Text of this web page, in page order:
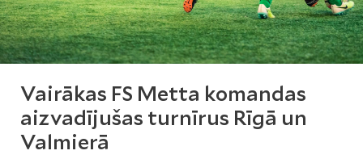
Vairākas FS Metta komandas
aizvadījušas turnīrus Rīgā un
Valmierā